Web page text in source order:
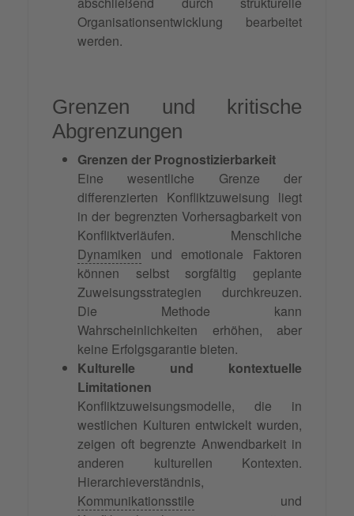
Organisationsentwicklung bearbeitet
werden.
Grenzen und kritische
Abgrenzungen
Grenzen der Prognostizierbarkeit
Eine wesentliche Grenze der
differenzierten Konfliktzuweisung liegt
in der begrenzten Vorhersagbarkeit von
Konfliktverläufen. Menschliche
Dynamiken und emotionale Faktoren
können selbst sorgfältig geplante
Zuweisungsstrategien durchkreuzen.
Die Methode kann
Wahrscheinlichkeiten erhöhen, aber
keine Erfolgsgarantie bieten.
Kulturelle und kontextuelle
Limitationen
Konfliktzuweisungsmodelle, die in
westlichen Kulturen entwickelt wurden,
zeigen oft begrenzte Anwendbarkeit in
anderen kulturellen Kontexten.
Hierarchieverständnis,
Kommunikationsstile und